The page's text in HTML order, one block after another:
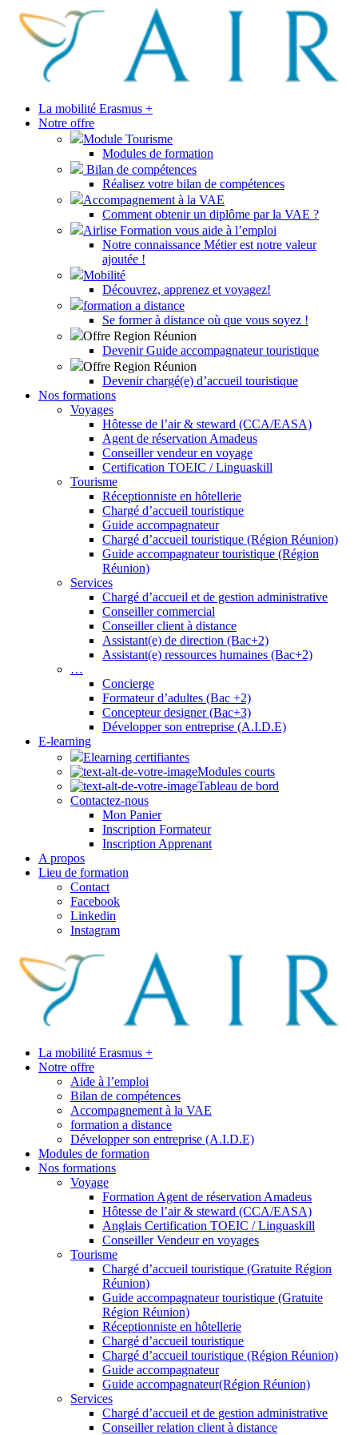
La mobilité Erasmus +
Notre offre
Module Tourisme
Modules de formation
Bilan de compétences
Réalisez votre bilan de compétences
Accompagnement à la VAE
Comment obtenir un diplôme par la VAE ?
Airlise Formation vous aide à l’emploi
Notre connaissance Métier est notre valeur
ajoutée !
Mobilité
Découvrez, apprenez et voyagez!
formation a distance
Se former à distance où que vous soyez !
Offre Region Réunion
Devenir Guide accompagnateur touristique
Offre Region Réunion
Devenir chargé(e) d’accueil touristique
Nos formations
Voyages
Hôtesse de l’air & steward (CCA/EASA)
Agent de réservation Amadeus
Conseiller vendeur en voyage
Certification TOEIC / Linguaskill
Tourisme
Réceptionniste en hôtellerie
Chargé d’accueil touristique
Guide accompagnateur
Chargé d’accueil touristique (Région Réunion)
Guide accompagnateur touristique (Région
Réunion)
Services
Chargé d’accueil et de gestion administrative
Conseiller commercial
Conseiller client à distance
Assistant(e) de direction (Bac+2)
Assistant(e) ressources humaines (Bac+2)
…
Concierge
Formateur d’adultes (Bac +2)
Concepteur designer (Bac+3)
Développer son entreprise (A.I.D.E)
E-learning
Elearning certifiantes
Modules courts
Tableau de bord
Contactez-nous
Mon Panier
Inscription Formateur
Inscription Apprenant
A propos
Lieu de formation
Contact
Facebook
Linkedin
Instagram
La mobilité Erasmus +
Notre offre
Aide à l’emploi
Bilan de compétences
Accompagnement à la VAE
formation a distance
Développer son entreprise (A.I.D.E)
Modules de formation
Nos formations
Voyage
Formation Agent de réservation Amadeus
Hôtesse de l’air & steward (CCA/EASA)
Anglais Certification TOEIC / Linguaskill
Conseiller Vendeur en voyages
Tourisme
Chargé d’accueil touristique (Gratuite Région
Réunion)
Guide accompagnateur touristique (Gratuite
Région Réunion)
Réceptionniste en hôtellerie
Chargé d’accueil touristique
Chargé d’accueil touristique (Région Réunion)
Guide accompagnateur
Guide accompagnateur(Région Réunion)
Services
Chargé d’accueil et de gestion administrative
Conseiller relation client à distance